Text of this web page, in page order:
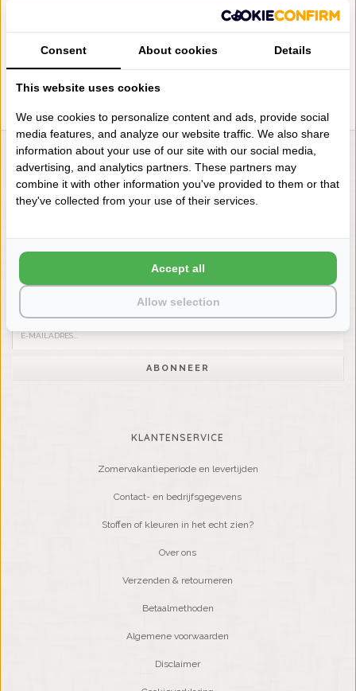
PER M²
LIENSLINNENWINKEL.NL
VRAGEN? BEL DAN
+31 (0) 575 511817
Wilt u op de hoogte blijven?
Word lid van onze mailinglijst:
ABONNEER
KLANTENSERVICE
Zomervakantieperiode en levertijden
Contact- en bedrijfsgegevens
Stoffen of kleuren in het echt zien?
Over ons
Verzenden & retourneren
Betaalmethoden
Algemene voorwaarden
Disclaimer
Consent About cookies Details
This website uses cookies
We use cookies to personalize content and ads, provide social
media features, and analyze our website traffic. We also share
information about your use of our site with our social media,
advertising, and analytics partners. These partners may
combine it with other information you've provided to them or that
they've collected from your use of their services.
Allow selection
Accept all